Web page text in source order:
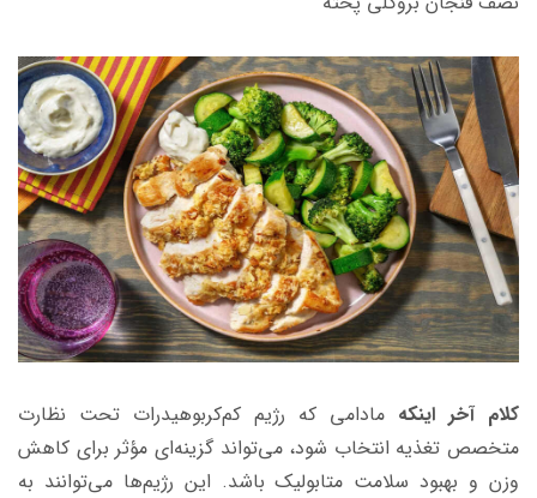
کلام آخر اینکه مادامی که رژیم کم‌کربوهیدرات تحت نظارت
متخصص تغذیه انتخاب شود، می‌تواند گزینه‌ای مؤثر برای کاهش
وزن و بهبود سلامت متابولیک باشد. این رژیم‌ها می‌توانند به